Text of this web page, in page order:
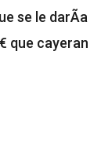
se le darÃ­a
que cayeran